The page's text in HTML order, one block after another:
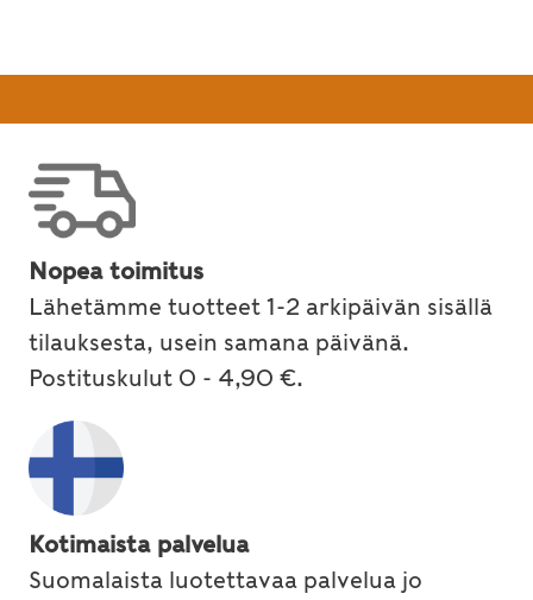
Nopea toimitus
Lähetämme tuotteet 1-2 arkipäivän sisällä
tilauksesta, usein samana päivänä.
Postituskulut 0 - 4,90 €.
Kotimaista palvelua
Suomalaista luotettavaa palvelua jo